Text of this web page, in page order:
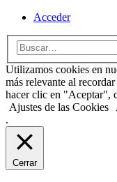
Acceder
Utilizamos cookies en
más relevante al
hacer clic en "Aceptar",
Ajustes de las Cookies
.
Cerrar